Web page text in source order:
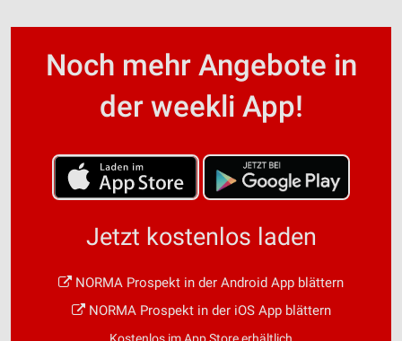
Noch mehr Angebote in
der weekli App!
Jetzt kostenlos laden
NORMA Prospekt in der Android App blättern
NORMA Prospekt in der iOS App blättern